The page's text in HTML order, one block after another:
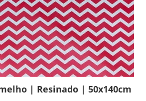
| Resinado | 50x140cm